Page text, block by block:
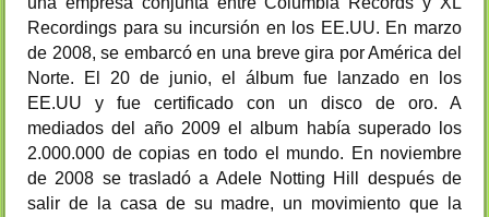
Recordings para su incursión en los EE.UU. En marzo
de 2008, se embarcó en una breve gira por América del
Norte. El 20 de junio, el álbum fue lanzado en los
EE.UU y fue certificado con un disco de oro. A
mediados del año 2009 el album había superado los
2.000.000 de copias en todo el mundo. En noviembre
de 2008 se trasladó a Adele Notting Hill después de
salir de la casa de su madre, un movimiento que la